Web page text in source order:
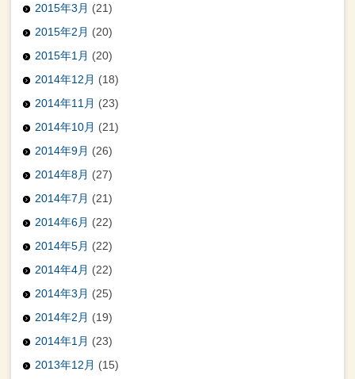
2015年3月 (21)
2015年2月 (20)
2015年1月 (20)
2014年12月 (18)
2014年11月 (23)
2014年10月 (21)
2014年9月 (26)
2014年8月 (27)
2014年7月 (21)
2014年6月 (22)
2014年5月 (22)
2014年4月 (22)
2014年3月 (25)
2014年2月 (19)
2014年1月 (23)
2013年12月 (15)